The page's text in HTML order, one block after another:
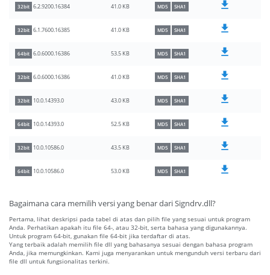
32bit 6.2.9200.16384 41.0 KB MD5 SHA1
32bit 6.1.7600.16385 41.0 KB MD5 SHA1
64bit 6.0.6000.16386 53.5 KB MD5 SHA1
32bit 6.0.6000.16386 41.0 KB MD5 SHA1
32bit 10.0.14393.0 43.0 KB MD5 SHA1
64bit 10.0.14393.0 52.5 KB MD5 SHA1
32bit 10.0.10586.0 43.5 KB MD5 SHA1
64bit 10.0.10586.0 53.0 KB MD5 SHA1
Bagaimana cara memilih versi yang benar dari Signdrv.dll?
Pertama, lihat deskripsi pada tabel di atas dan pilih file yang sesuai untuk program
Anda. Perhatikan apakah itu file 64-, atau 32-bit, serta bahasa yang digunakannya.
Untuk program 64-bit, gunakan file 64-bit jika terdaftar di atas.
Yang terbaik adalah memilih file dll yang bahasanya sesuai dengan bahasa program
Anda, jika memungkinkan. Kami juga menyarankan untuk mengunduh versi terbaru dari
file dll untuk fungsionalitas terkini.